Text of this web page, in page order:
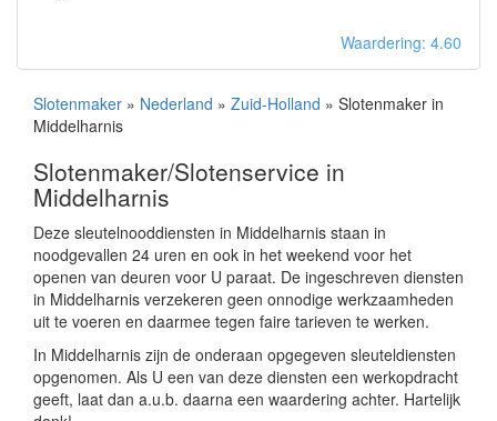
Waardering: 4.60
Slotenmaker » Nederland » Zuid-Holland » Slotenmaker in
Middelharnis
Slotenmaker/Slotenservice in
Middelharnis
Deze sleutelnooddiensten in Middelharnis staan in
noodgevallen 24 uren en ook in het weekend voor het
openen van deuren voor U paraat. De ingeschreven diensten
in Middelharnis verzekeren geen onnodige werkzaamheden
uit te voeren en daarmee tegen faire tarieven te werken.
In Middelharnis zijn de onderaan opgegeven sleuteldiensten
opgenomen. Als U een van deze diensten een werkopdracht
geeft, laat dan a.u.b. daarna een waardering achter. Hartelijk